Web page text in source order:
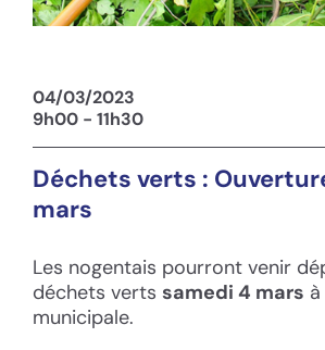
04/03/2023
9h00 - 11h30
Déchets verts :
mars
Les nogentais pourront venir
déchets verts samedi 4 mars
municipale.